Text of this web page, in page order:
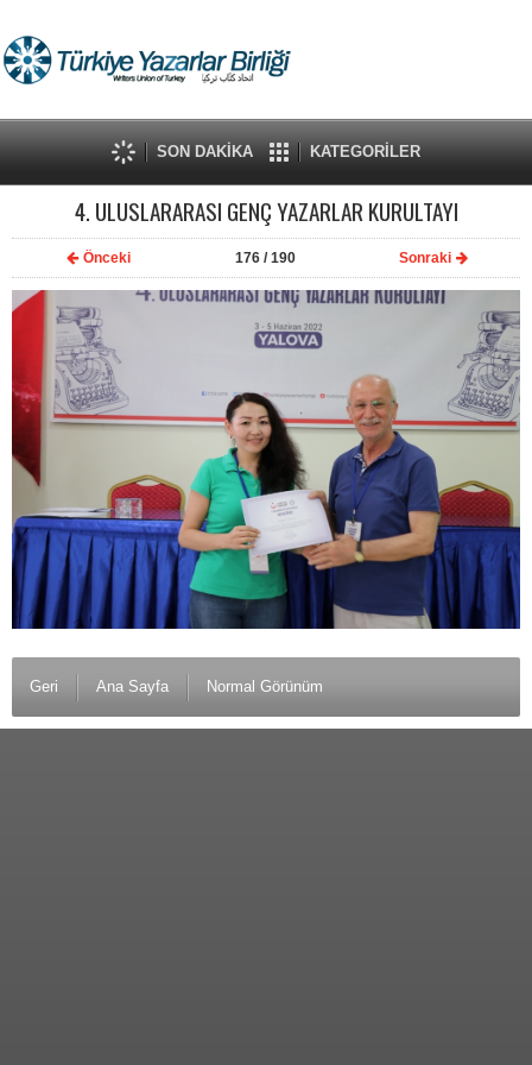
SON DAKİKA KATEGORİLER
4. ULUSLARARASI GENÇ YAZARLAR KURULTAYI
Önceki 176 / 190 Sonraki
Geri Ana Sayfa Normal Görünüm